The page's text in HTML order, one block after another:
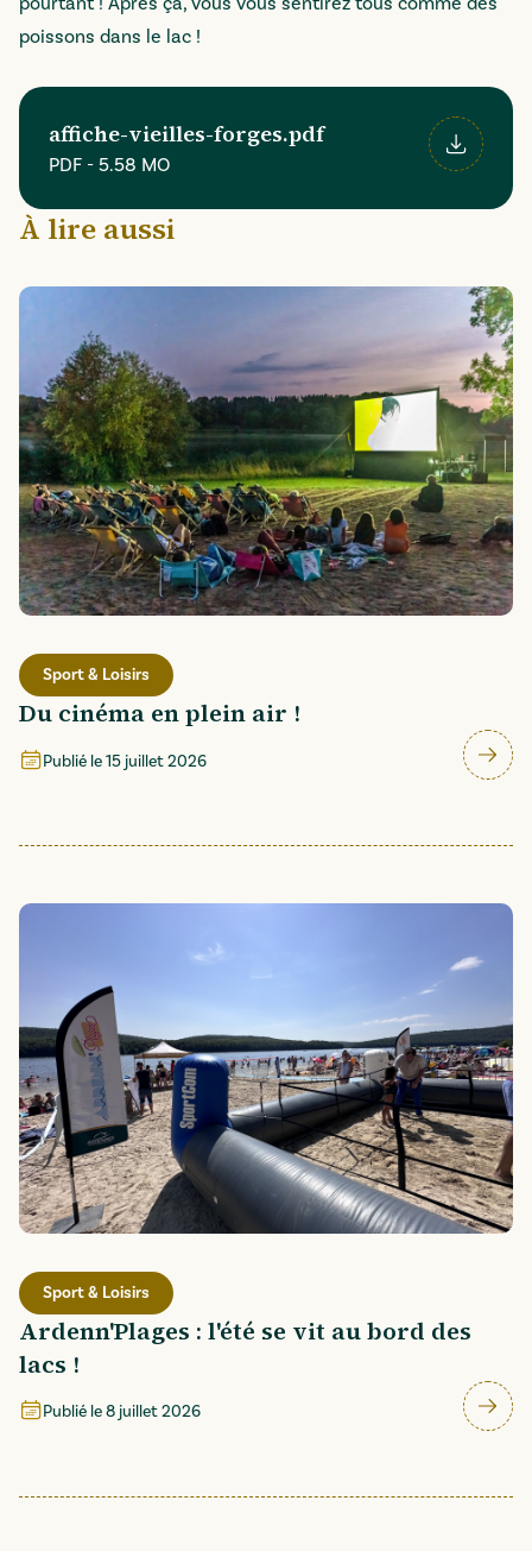
poissons dans le lac !
affiche-vieilles-forges.pdf
PDF - 5.58 MO
À lire aussi
Sport & Loisirs
Du cinéma en plein air !
Publié le15 juillet 2026
Sport & Loisirs
Ardenn'Plages : l'été se vit au bord des
lacs !
Publié le8 juillet 2026